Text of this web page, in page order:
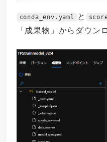
conda_env.yaml と
「成果物」からダウン